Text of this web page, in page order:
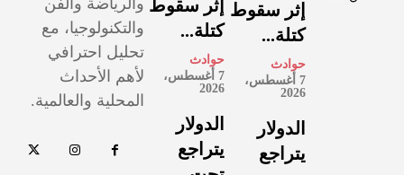
إثر سقوط
كتلة...
حوادث
7 أغسطس،
2026
الدولار
يتراجع
إثر سقوط
كتلة...
حوادث
7 أغسطس،
2026
الدولار
يتراجع
والتكنولوجيا، مع
تحليل احترافي
لأهم الأحداث
المحلية والعالمية.